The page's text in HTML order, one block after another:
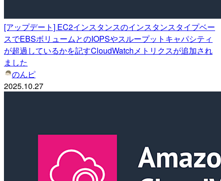
[アップデート] EC2インスタンスのインスタンスタイプベー
スでEBSボリュームとのIOPSやスループットキャパシティ
が超過しているかを記すCloudWatchメトリクスが追加され
ました
のんピ
2025.10.27